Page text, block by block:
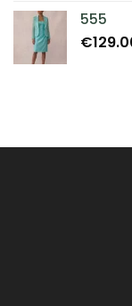
555
€